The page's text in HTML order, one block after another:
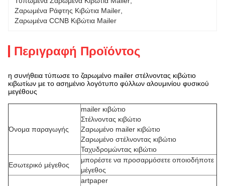
Ζαρωμένα Ράφτης Κιβώτια Mailer
Ζαρωμένα CCNB Κιβώτια Mailer
Περιγραφή Προϊόντος
η συνήθεια τύπωσε το ζαρωμένο mailer στέλνοντας κιβώτιο
κιβωτίων με το ασημένιο λογότυπο φύλλων αλουμινίου φυσικού
μεγέθους
Όνομα παραγωγής
mailer κιβώτιο
Στέλνοντας κιβώτιο
Ζαρωμένο mailer κιβώτιο
Ζαρωμένο στέλνοντας κιβώτιο
Ταχυδρομώντας κιβώτιο
Εσωτερικό μέγεθος
μπορέστε να προσαρμόσετε οποιοδήποτε
μέγεθος
artpaper